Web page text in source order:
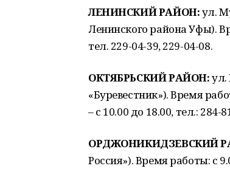
ЛЕНИНСКИЙ РАЙОН:ул.
Ленинского района Уфы).
тел. 229-04-39, 229-04-08.
ОКТЯБРЬСКИЙ РАЙОН:ул.
«Буревестник»). Время
– с 10.00 до 18.00, тел.: 284-
ОРДЖОНИКИДЗЕВСКИЙ
Россия»). Время работы: с